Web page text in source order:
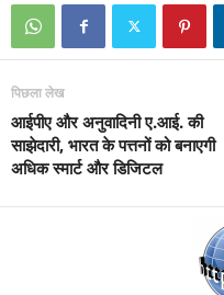
पिछला लेख
आईपीए और अनुवादिनी ए.आई. की
साझेदारी, भारत के पत्तनों को बनाएगी
अधिक स्मार्ट और डिजिटल